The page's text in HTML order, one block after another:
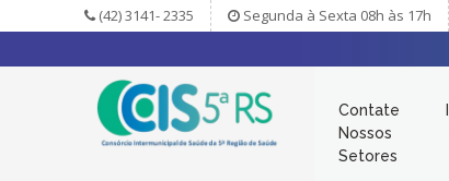
(42) 3141- 2335 Segunda à Sexta 08h às 17h
Contate
Nossos
Setores